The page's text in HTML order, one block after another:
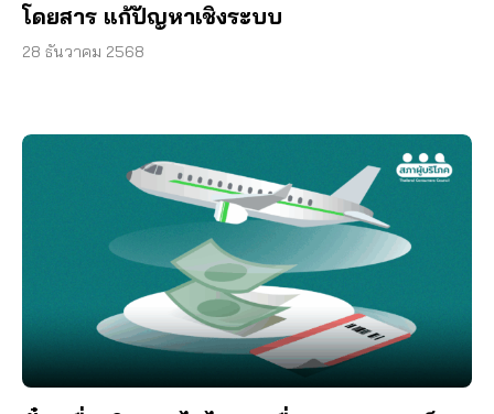
โดยสาร แก้ปัญหาเชิงระบบ
28 ธันวาคม 2568